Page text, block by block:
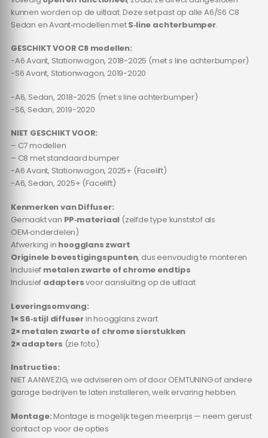
kunnen worden op de uitlaat. Deze set past op alle A6/S6 C8
Sedan en Avant‑modellen metS‑line achterbumper.
GESCHIKT VOOR C8 modellen:
-A6 Avant, Stationwagon, 2018-2025 (met s line achterbumper)
-S6 Avant, Stationwagon, 2019-2020
-A6, Sedan, 2018-2025 (met s line achterbumper)
-S6, Sedan, 2019-2020
NIET GESCHIKT VOOR:
– C7 modellen
– C8 met standaard bumper
-A6 Avant, Stationwagon, 2025+ (Facelift)
-A6, Sedan, 2025+ (Facelift)
Kenmerken van Diffuser:
Gemaakt van PP‑materiaal (zelfde type kunststof als
OEM‑onderdelen)
Afwerking in hoogglans zwart
Originele bevestigingspunten, dus eenvoudig te monteren
Inclusief metalen zwarte of chrome endtips
Inclusief adaptersvoor aansluiting op de uitlaat
Leveringsomvang:
1× S6‑stijl diffuserin hoogglans zwart
2× metalen zwarte of chrome sierstukken
2× adapters (zie foto)
Instructies:
NIET AANWEZIG, we adviseren om of door OEMTUNING of andere
garage bedrijven te laten installeren, welk ervaring hebben.
Montage:Montage is mogelijk tegen meerprijs — neem gerust
contact op voor de opties